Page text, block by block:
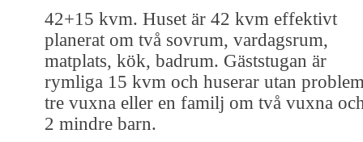
42+15 kvm. Huset är 42 kvm effektivt
planerat om två sovrum, vardagsrum,
matplats, kök, badrum. Gäststugan är
rymliga 15 kvm och huserar utan
tre vuxna eller en familj om två vuxna
2 mindre barn.